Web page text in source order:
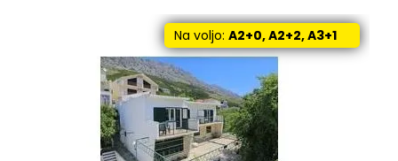
Na voljo: A2+0, A2+2, A3+1